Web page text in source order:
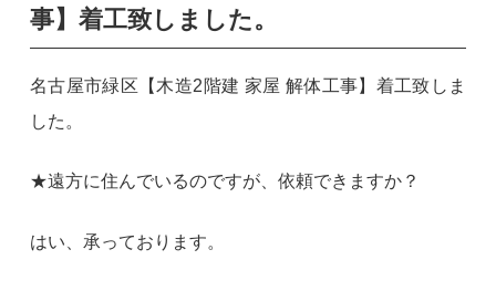
事】着工致しました。
名古屋市緑区【木造2階建 家屋 解体工事】着工致しま
した。
★遠方に住んでいるのですが、依頼できますか？
はい、承っております。